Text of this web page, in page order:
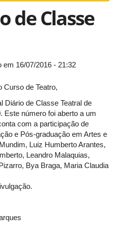
de Classe
em 16/07/2016 - 21:32
Curso de Teatro,
Diário de Classe Teatral de
Este número foi aberto a um
com a participação de
e Pós-graduação em Artes e
Luiz Humberto Arantes,
Leandro Malaquias,
Bya Braga, Maria Claudia